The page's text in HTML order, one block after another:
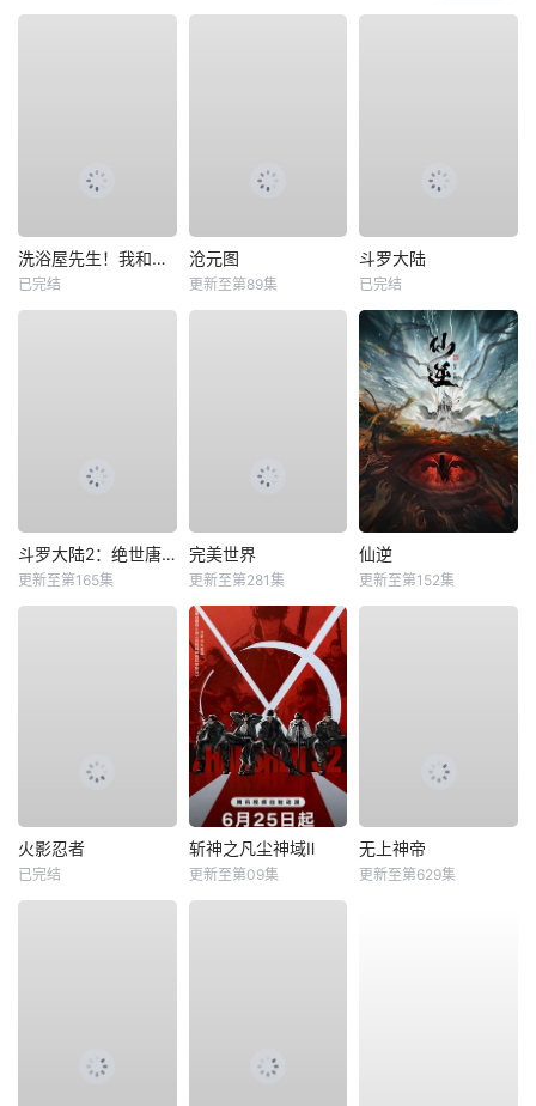
洗浴屋先生！我和那家伙在女浴池！？
已完结
沧元图
更新至第89集
斗罗大陆
已完结
斗罗大陆2：绝世唐门
更新至第165集
完美世界
更新至第281集
仙逆
更新至第152集
火影忍者
已完结
斩神之凡尘神域Ⅱ
更新至第09集
无上神帝
更新至第629集